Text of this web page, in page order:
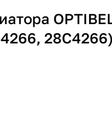
28C4266)